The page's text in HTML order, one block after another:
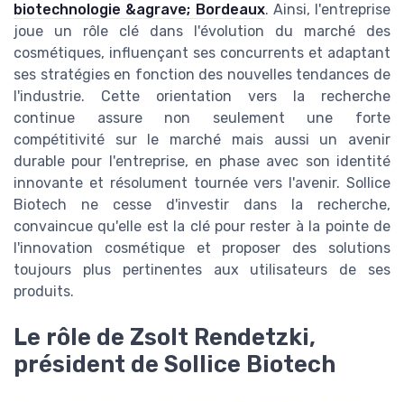
biotechnologie &agrave; Bordeaux. Ainsi, l'entreprise
joue un rôle clé dans l'évolution du marché des
cosmétiques, influençant ses concurrents et adaptant
ses stratégies en fonction des nouvelles tendances de
l'industrie. Cette orientation vers la recherche
continue assure non seulement une forte
compétitivité sur le marché mais aussi un avenir
durable pour l'entreprise, en phase avec son identité
innovante et résolument tournée vers l'avenir. Sollice
Biotech ne cesse d'investir dans la recherche,
convaincue qu'elle est la clé pour rester à la pointe de
l'innovation cosmétique et proposer des solutions
toujours plus pertinentes aux utilisateurs de ses
produits.
Le rôle de Zsolt Rendetzki,
président de Sollice Biotech